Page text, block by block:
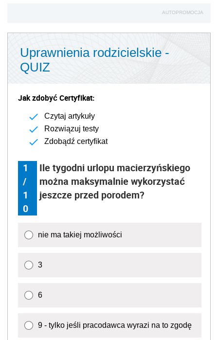
AUTOPROMOCJA
Uprawnienia rodzicielskie -
QUIZ
Jak zdobyć Certyfikat:
Czytaj artykuły
Rozwiązuj testy
Zdobądź certyfikat
1
/
1
0
Ile tygodni urlopu macierzyńskiego
można maksymalnie wykorzystać
jeszcze przed porodem?
nie ma takiej możliwości
3
6
9 - tylko jeśli pracodawca wyrazi na to zgodę